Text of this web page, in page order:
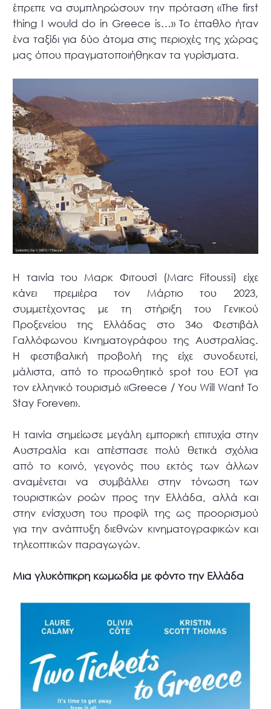
έπρεπε να συμπληρώσουν την πρόταση «The first
thing I would do in Greece is…» Το έπαθλο ήταν
ένα ταξίδι για δύο άτομα στις περιοχές της χώρας
μας όπου πραγματοποιήθηκαν τα γυρίσματα.
Η ταινία του Μαρκ Φιτουσί (Μarc Fitoussi) είχε
κάνει πρεμιέρα τον Μάρτιο του 2023,
συμμετέχοντας με τη στήριξη του Γενικού
Προξενείου της Ελλάδας στο 34ο Φεστιβάλ
Γαλλόφωνου Κινηματογράφου της Αυστραλίας.
Η φεστιβαλική προβολή της είχε συνοδευτεί,
μάλιστα, από το προωθητικό spot του ΕΟΤ για
τον ελληνικό τουρισμό «Greece / You Will Want To
Stay Forever».
Η ταινία σημείωσε μεγάλη εμπορική επιτυχία στην
Αυστραλία και απέσπασε πολύ θετικά σχόλια
από το κοινό, γεγονός που εκτός των άλλων
αναμένεται να συμβάλλει στην τόνωση των
τουριστικών ροών προς την Ελλάδα, αλλά και
στην ενίσχυση του προφίλ της ως προορισμού
για την ανάπτυξη διεθνών κινηματογραφικών και
τηλεοπτικών παραγωγών.
Μια γλυκόπικρη κωμωδία με φόντο την Ελλάδα